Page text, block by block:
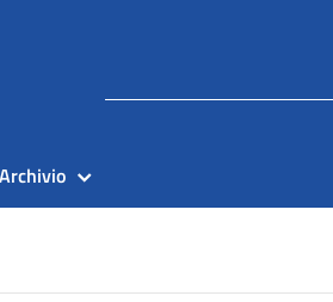
Archivio